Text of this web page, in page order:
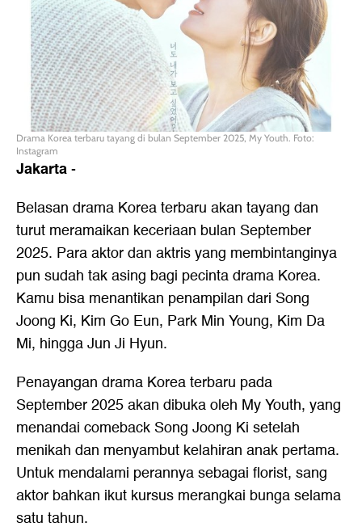
Drama Korea terbaru tayang di bulan September 2025, My Youth. Foto:
Instagram
Jakarta-
Belasan drama Korea terbaru akan tayang dan
turut meramaikan keceriaan bulan September
2025. Para aktor dan aktris yang membintanginya
pun sudah tak asing bagi pecinta drama Korea.
Kamu bisa menantikan penampilan dari Song
Joong Ki, Kim Go Eun, Park Min Young, Kim Da
Mi, hingga Jun Ji Hyun.
Penayangan drama Korea terbaru pada
September 2025 akan dibuka oleh My Youth, yang
menandai comeback Song Joong Ki setelah
menikah dan menyambut kelahiran anak pertama.
Untuk mendalami perannya sebagai florist, sang
aktor bahkan ikut kursus merangkai bunga selama
satu tahun.